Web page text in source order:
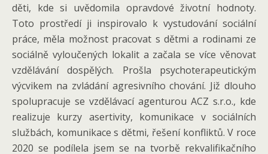
děti, kde si uvědomila opravdové životní hodnoty.
Toto prostředí ji inspirovalo k vystudování sociální
práce, měla možnost pracovat s dětmi a rodinami ze
sociálně vyloučených lokalit a začala se více věnovat
vzdělávání dospělých. Prošla psychoterapeutickým
výcvikem na zvládání agresivního chování. Již dlouho
spolupracuje se vzdělávací agenturou ACZ s.r.o., kde
realizuje kurzy asertivity, komunikace v sociálních
službách, komunikace s dětmi, řešení konfliktů. V roce
2020 se podílela jsem se na tvorbě rekvalifikačního